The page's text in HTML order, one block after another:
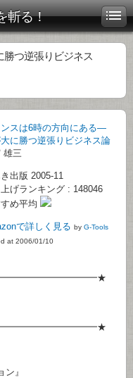
斬る！
つ逆張りビジネス
スは6時の方向にある―
に勝つ逆張りビジネス論
雄三
出版 2005-11
げランキング : 148046
め平均
で詳しく見る by G-Tools
at 2006/01/10
』